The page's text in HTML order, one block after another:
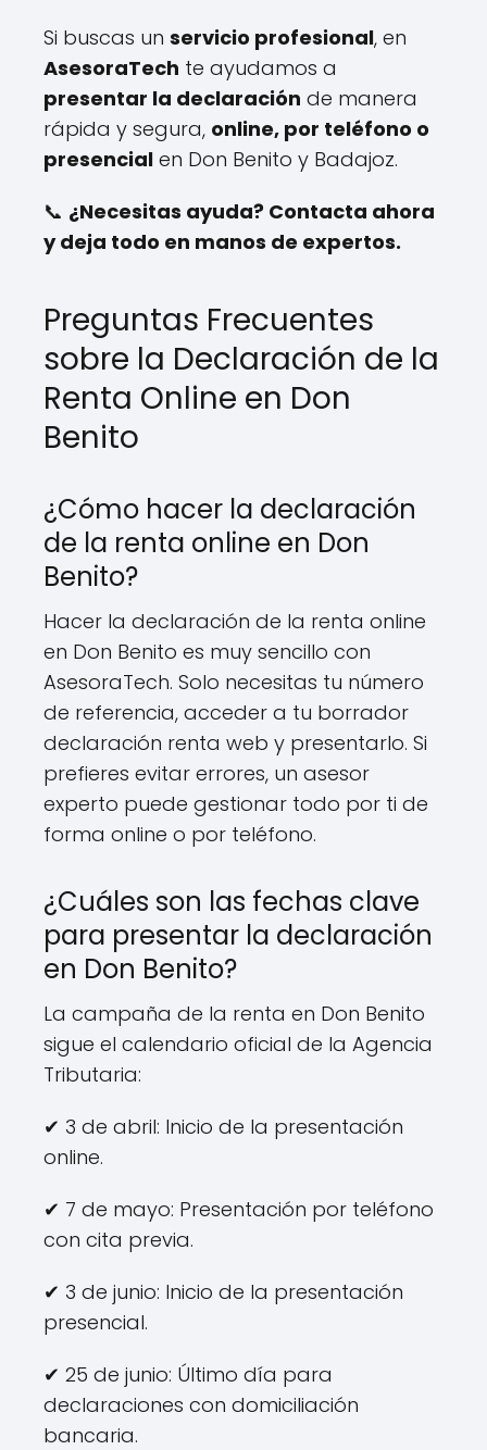
Si buscas un servicio profesional, en
AsesoraTech te ayudamos a
presentar la declaración de manera
rápida y segura, online, por teléfono o
presencial en Don Benito y Badajoz.
📞 ¿Necesitas ayuda? Contacta ahora
y deja todo en manos de expertos.
Preguntas Frecuentes
sobre la Declaración de la
Renta Online en Don
Benito
¿Cómo hacer la declaración
de la renta online en Don
Benito?
Hacer la declaración de la renta online
en Don Benito es muy sencillo con
AsesoraTech. Solo necesitas tu número
de referencia, acceder a tu borrador
declaración renta web y presentarlo. Si
prefieres evitar errores, un asesor
experto puede gestionar todo por ti de
forma online o por teléfono.
¿Cuáles son las fechas clave
para presentar la declaración
en Don Benito?
La campaña de la renta en Don Benito
sigue el calendario oficial de la Agencia
Tributaria:
✔ 3 de abril: Inicio de la presentación
online.
✔ 7 de mayo: Presentación por teléfono
con cita previa.
✔ 3 de junio: Inicio de la presentación
presencial.
✔ 25 de junio: Último día para
declaraciones con domiciliación
bancaria.